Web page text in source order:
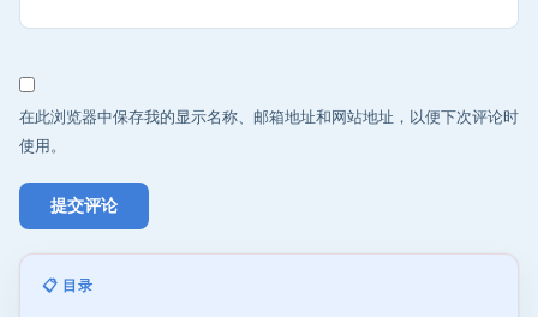
在此浏览器中保存我的显示名称、邮箱地址和网站地址，以便下次评论时
使用。
📋 目录